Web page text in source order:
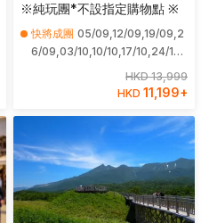
※純玩團*不設指定購物點 ※
快將成團 05/09,12/09,19/09,2
6/09,03/10,10/10,17/10,24/10,
HKD 13,999
HKD 11,199+